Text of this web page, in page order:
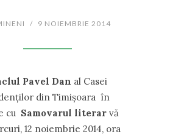
/ 9 NOIEMBRIE 2014
Pavel Dan al Casei
din Timişoara în
cu Samovarul literar vă
12 noiembrie 2014, ora